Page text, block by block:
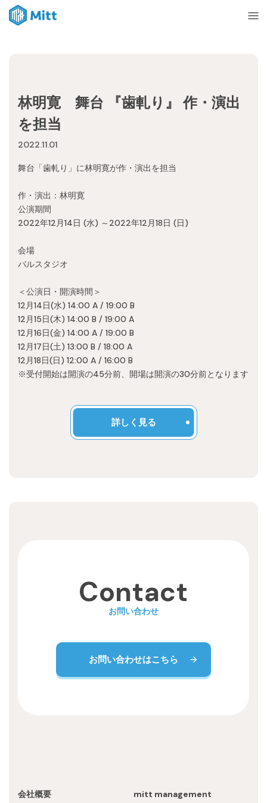
News
林明寛 舞台 『歯軋り』 作・演出
を担当
2022.11.01
舞台「歯軋り」に林明寛が作・演出を担当
作・演出：林明寛
公演期間
2022年12月14日 (水) ～2022年12月18日 (日)
会場
バルスタジオ
＜公演日・開演時間＞
12月14日(水) 14:00 A / 19:00 B
12月15日(木) 14:00 B / 19:00 A
12月16日(金) 14:00 A / 19:00 B
12月17日(土) 13:00 B / 18:00 A
12月18日(日) 12:00 A / 16:00 B
※受付開始は開演の45分前、開場は開演の30分前となります
詳しく見る
Contact
お問い合わせ
お問い合わせはこちら
会社概要 mitt management